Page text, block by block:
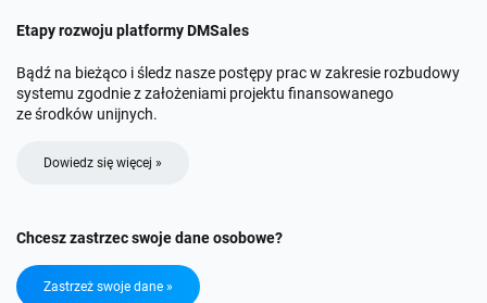
Etapy rozwoju platformy DMSales
Bądź na bieżąco i śledz nasze postępy prac w zakresie rozbudowy
systemu zgodnie z założeniami projektu finansowanego
ze środków unijnych.
Dowiedz się więcej »
Chcesz zastrzec swoje dane osobowe?
Zastrzeż swoje dane »